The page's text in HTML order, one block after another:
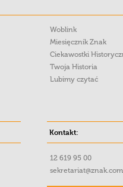
Woblink
Miesięcznik Znak
Ciekawostki
Twoja Historia
Lubimy czytać
Kontakt:
12 619 95 00